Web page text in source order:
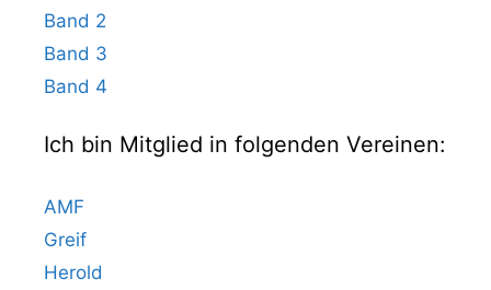
Band 2
Band 3
Band 4
Ich bin Mitglied in folgenden Vereinen:
AMF
Greif
Herold